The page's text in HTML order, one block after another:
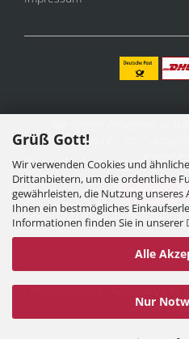
Grüß Gott!
Wir verwenden Cookies und
Drittanbietern, um die ordentliche
gewährleisten, die Nutzung unseres
Ihnen ein bestmögliches
Informationen finden Sie in unserer
Alle
Nur
Mehrwertsteuer, zzgl.
Vertrag
Internetshopby Gambio.de ©
Cookie